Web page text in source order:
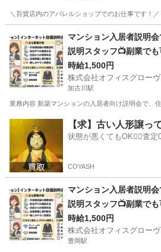
＼百貨店内のアパレルショップでのお仕事です！
その他
マンション入居者説明
説明スタッフ📺副業で
時給1,500円
株式会社オフィスグローヴ
加古川駅
業務内容 新築マンションの入居者向け説明会で、
加古川駅 接客 ス
【求】古い人形譲っ
状態が悪くてもOK🙆‍♀️査定
COYASH
マンション入居者説明
説明スタッフ📺副業で
時給1,500円
株式会社オフィスグローヴ
豊岡駅